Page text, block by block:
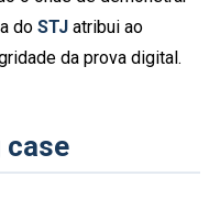
do STJ atribui ao
da prova digital.
case